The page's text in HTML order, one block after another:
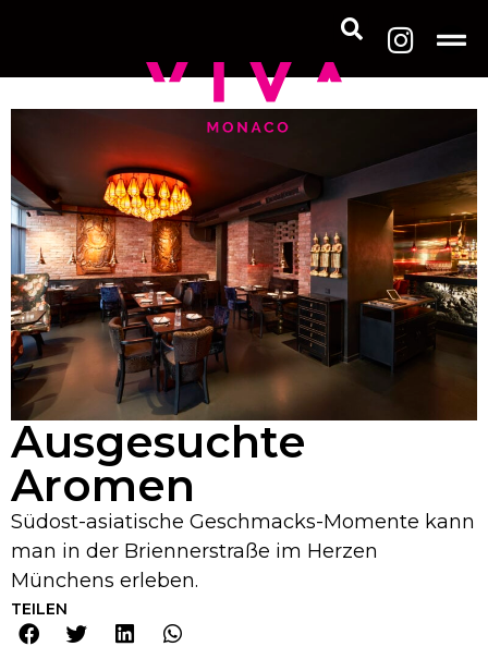
Ausgesuchte
Aromen
Südost-asiatische Geschmacks-Momente kann
man in der Briennerstraße im Herzen
Münchens erleben.
TEILEN